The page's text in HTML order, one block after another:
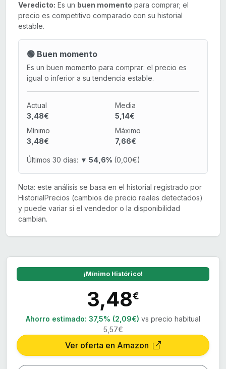
Veredicto: Es un buen momento para comprar; el
precio es competitivo comparado con su historial
estable.
🟢 Buen momento
Es un buen momento para comprar: el precio es
igual o inferior a su tendencia estable.
Actual
3,48€
Media
5,14€
Mínimo
3,48€
Máximo
7,66€
Últimos 30 días: ▼ 54,6% (0,00€)
Nota: este análisis se basa en el historial registrado por
HistorialPrecios (cambios de precio reales detectados)
y puede variar si el vendedor o la disponibilidad
cambian.
¡Mínimo Histórico!
3,48€
Ahorro estimado: 37,5% (2,09€) vs precio habitual
5,57€
Ver oferta en Amazon